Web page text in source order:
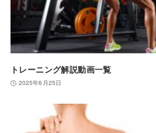
トレーニング解説動画一覧
2025年6月25日